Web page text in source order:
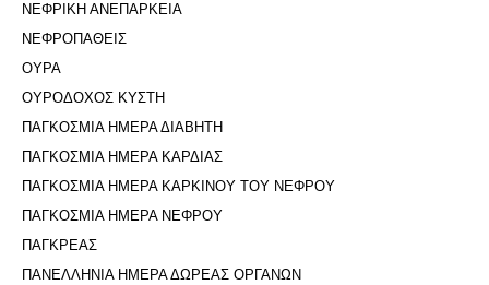
ΝΕΦΡΙΚΗ ΑΝΕΠΑΡΚΕΙΑ
ΝΕΦΡΟΠΑΘΕΙΣ
ΟΥΡΑ
ΟΥΡΟΔΟΧΟΣ ΚΥΣΤΗ
ΠΑΓΚΟΣΜΙΑ ΗΜΕΡΑ ΔΙΑΒΗΤΗ
ΠΑΓΚΟΣΜΙΑ ΗΜΕΡΑ ΚΑΡΔΙΑΣ
ΠΑΓΚΟΣΜΙΑ ΗΜΕΡΑ ΚΑΡΚΙΝΟΥ ΤΟΥ ΝΕΦΡΟΥ
ΠΑΓΚΟΣΜΙΑ ΗΜΕΡΑ ΝΕΦΡΟΥ
ΠΑΓΚΡΕΑΣ
ΠΑΝΕΛΛΗΝΙΑ ΗΜΕΡΑ ΔΩΡΕΑΣ ΟΡΓΑΝΩΝ